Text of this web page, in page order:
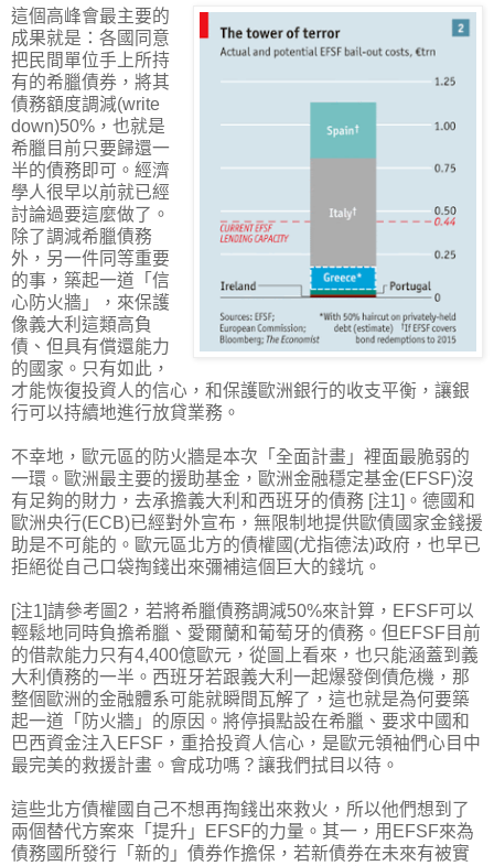
這個高峰會最主要的
成果就是：各國同意
把民間單位手上所持
有的希臘債券，將其
債務額度調減(write
down)50%，也就是
希臘目前只要歸還一
半的債務即可。經濟
學人很早以前就已經
討論過要這麼做了。
除了調減希臘債務
外，另一件同等重要
的事，築起一道「信
心防火牆」，來保護
像義大利這類高負
債、但具有償還能力
的國家。只有如此，
才能恢復投資人的信心，和保護歐洲銀行的收支平衡，讓銀
行可以持續地進行放貸業務。
不幸地，歐元區的防火牆是本次「全面計畫」裡面最脆弱的
一環。歐洲最主要的援助基金，歐洲金融穩定基金(EFSF)沒
有足夠的財力，去承擔義大利和西班牙的債務 [注1]。德國和
歐洲央行(ECB)已經對外宣布，無限制地提供歐債國家金錢援
助是不可能的。歐元區北方的債權國(尤指德法)政府，也早已
拒絕從自己口袋掏錢出來彌補這個巨大的錢坑。
[注1]請參考圖2，若將希臘債務調減50%來計算，EFSF可以
輕鬆地同時負擔希臘、愛爾蘭和葡萄牙的債務。但EFSF目前
的借款能力只有4,400億歐元，從圖上看來，也只能涵蓋到義
大利債務的一半。西班牙若跟義大利一起爆發倒債危機，那
整個歐洲的金融體系可能就瞬間瓦解了，這也就是為何要築
起一道「防火牆」的原因。將停損點設在希臘、要求中國和
巴西資金注入EFSF，重拾投資人信心，是歐元領袖們心目中
最完美的救援計畫。會成功嗎？讓我們拭目以待。
這些北方債權國自己不想再掏錢出來救火，所以他們想到了
兩個替代方案來「提升」EFSF的力量。其一，用EFSF來為
債務國所發行「新的」債券作擔保，若新債券在未來有被實